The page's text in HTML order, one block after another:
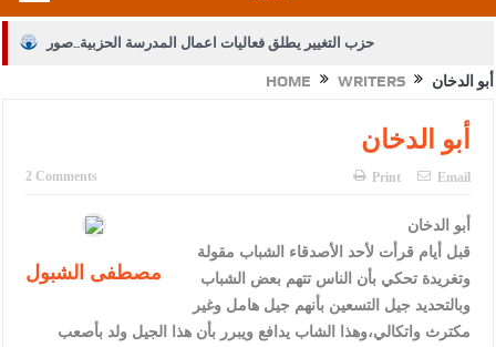
حزب التغيير يطلق فعاليات اعمال المدرسة الحزبية..صور
الجيش يفتح باب التجنيد لحملة البكالوريوس في الحقوق والقانون
بيان اجتماع عمّان:دعم الوصاية الهاشمية التاريخية على المقدسات
النواب يقر مشروع تعديل قانون الملكية العقارية
القاضي يلتقي رؤساء تحرير الصحف اليومية ويؤكد حرص مجلس النواب
على شراكة فاعلة مع الإعلام
HOME WRITERS أبو الدخان
أبو الدخان
2 Comments Print Email
مصطفى الشبول
أبو الدخان
قبل أيام قرأت لأحد الأصدقاء الشباب مقولة
وتغريدة تحكي بأن الناس تتهم بعض الشباب
وبالتحديد جيل التسعين بأنهم جيل هامل وغير
مكترث واتكالي،وهذا الشاب يدافع ويبرر بأن هذا الجيل ولد بأصعب